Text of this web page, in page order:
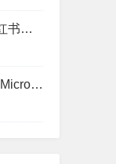
拯救爆表的MySQL-小红书万亿级存储系统自研与迁移之路 (拯救爆戾男主)
浏览器删除-Web-使用-Microsoft-账户 (浏览器删除的视频怎么找回)